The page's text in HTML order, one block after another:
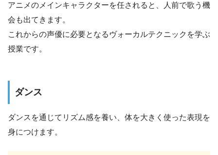
アニメのメインキャラクターを任されると、人前で歌う機
会も出てきます。
これからの声優に必要となるヴォーカルテクニックを学ぶ
授業です。
ダンス
ダンスを通じてリズム感を養い、体を大きく使った表現を
身につけます。